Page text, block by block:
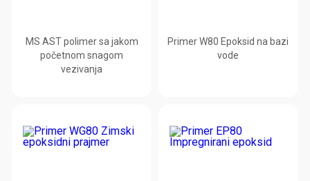
MS AST polimer sa jakom
početnom snagom
vezivanja
Primer W80 Epoksid na bazi
vode